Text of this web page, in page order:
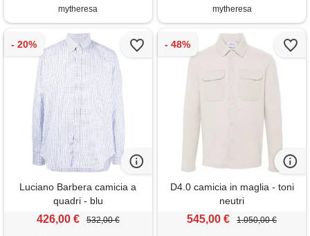
mytheresa mytheresa
Luciano Barbera camicia a
quadri - blu
426,00 € 532,00 €
D4.0 camicia in maglia - toni
neutri
545,00 € 1.050,00 €